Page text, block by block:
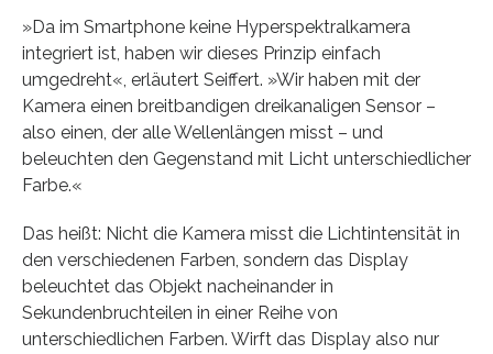
»Da im Smartphone keine Hyperspektralkamera
integriert ist, haben wir dieses Prinzip einfach
umgedreht«, erläutert Seiffert. »Wir haben mit der
Kamera einen breitbandigen dreikanaligen Sensor –
also einen, der alle Wellenlängen misst – und
beleuchten den Gegenstand mit Licht unterschiedlicher
Farbe.«
Das heißt: Nicht die Kamera misst die Lichtintensität in
den verschiedenen Farben, sondern das Display
beleuchtet das Objekt nacheinander in
Sekundenbruchteilen in einer Reihe von
unterschiedlichen Farben. Wirft das Display also nur